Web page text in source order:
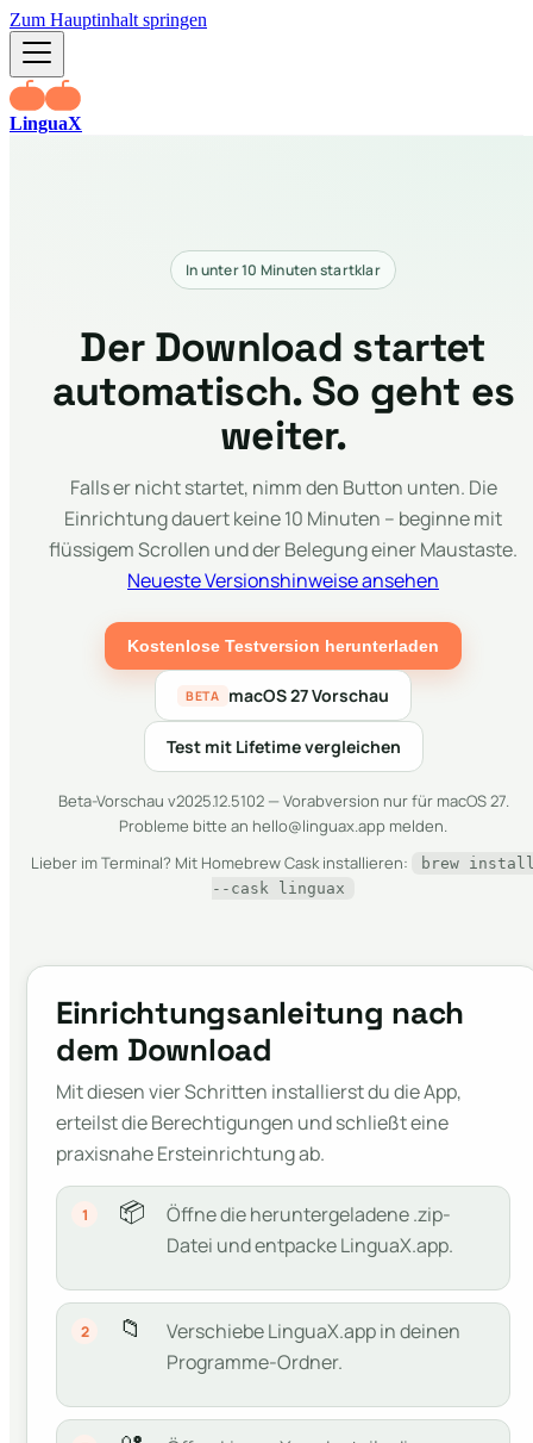
Zum Hauptinhalt springen
LinguaX
In unter 10 Minuten startklar
Der Download startet
automatisch. So geht es
weiter.
Falls er nicht startet, nimm den Button unten. Die
Einrichtung dauert keine 10 Minuten – beginne mit
flüssigem Scrollen und der Belegung einer Maustaste.
Neueste Versionshinweise ansehen
Kostenlose Testversion herunterladen
BETA macOS 27 Vorschau
Test mit Lifetime vergleichen
Beta-Vorschau v2025.12.5102 — Vorabversion nur für macOS 27.
Probleme bitte an hello@linguax.app melden.
Lieber im Terminal? Mit Homebrew Cask installieren:
brew
--cask linguax
Einrichtungsanleitung nach
dem Download
Mit diesen vier Schritten installierst du die App,
erteilst die Berechtigungen und schließt eine
praxisnahe Ersteinrichtung ab.
1 📦
Öffne die heruntergeladene .zip-
Datei und entpacke LinguaX.app.
2 📁
Verschiebe LinguaX.app in deinen
Programme-Ordner.